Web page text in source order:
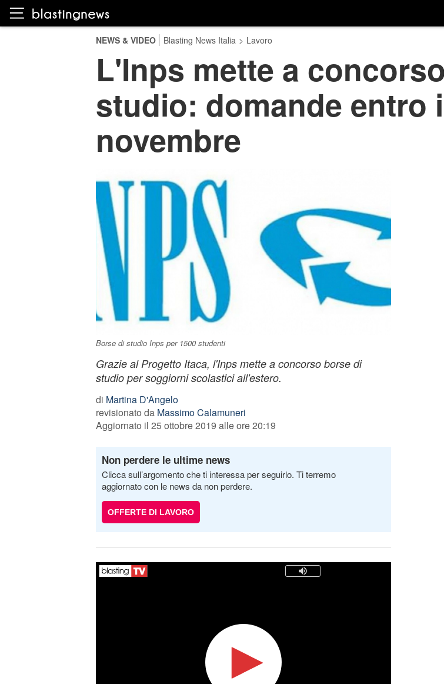
NEWS & VIDEO Blasting News Italia > Lavoro
L'Inps mette a
studio: domande entro
novembre
Borse di studio Inps per 1500 studenti
Grazie al Progetto Itaca, l'Inps mette a concorso borse di
studio per soggiorni scolastici all'estero.
di Martina D'Angelo
revisionato da Massimo Calamuneri
Aggiornato il 25 ottobre 2019 alle ore 20:19
Non perdere le ultime news
Clicca sull’argomento che ti interessa per seguirlo. Ti terremo
aggiornato con le news da non perdere.
OFFERTE DI LAVORO